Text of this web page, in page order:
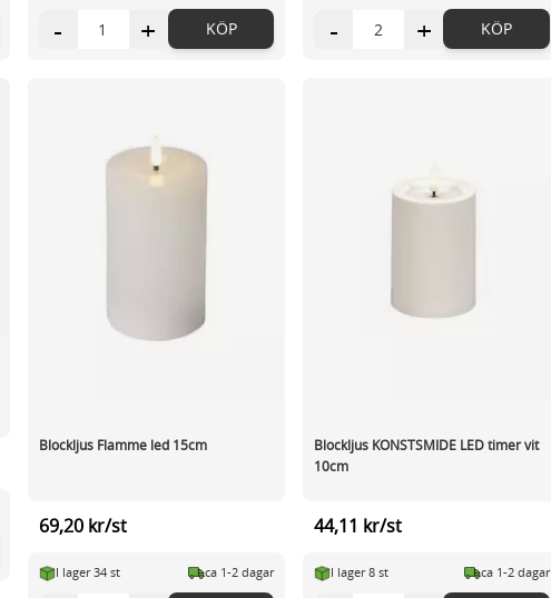
- + KÖP - + KÖP
Blockljus Flamme led 15cm
69,20 kr/st
I lager 34 st ca 1-2 dagar
Blockljus KONSTSMIDE LED timer vit
10cm
44,11 kr/st
I lager 8 st ca 1-2 dagar